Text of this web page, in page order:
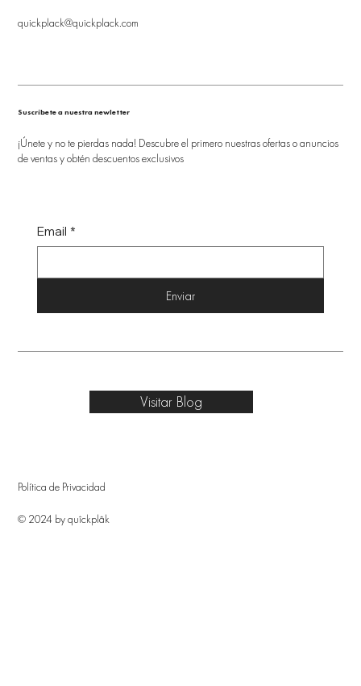
quickplack@quickplack.com
Suscríbete a nuestra newletter
¡Únete y no te pierdas nada! Descubre el primero nuestras ofertas o anuncios
de ventas y obtén descuentos exclusivos
Email *
Enviar
Política de Privacidad
© 2024 by quîckplâk
Visitar Blog